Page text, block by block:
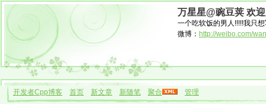
万星星@豌豆荚 欢
一个吃软饭的男人!!!!!我只
微博： http://weibo.com/
开发者Cpp博客 首页 新文章 新随笔 聚合 管理